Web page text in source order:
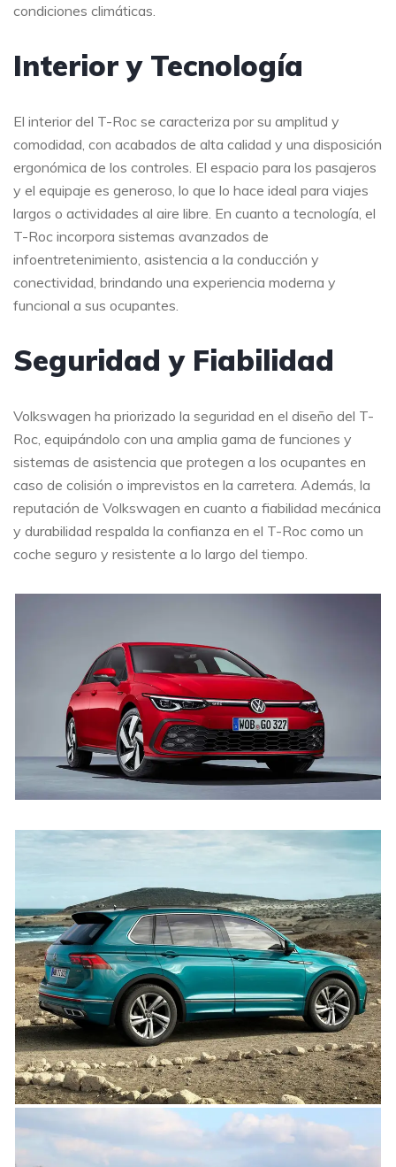
condiciones climáticas.
Interior y Tecnología
El interior del T-Roc se caracteriza por su amplitud y
comodidad, con acabados de alta calidad y una disposición
ergonómica de los controles. El espacio para los pasajeros
y el equipaje es generoso, lo que lo hace ideal para viajes
largos o actividades al aire libre. En cuanto a tecnología, el
T-Roc incorpora sistemas avanzados de
infoentretenimiento, asistencia a la conducción y
conectividad, brindando una experiencia moderna y
funcional a sus ocupantes.
Seguridad y Fiabilidad
Volkswagen ha priorizado la seguridad en el diseño del T-
Roc, equipándolo con una amplia gama de funciones y
sistemas de asistencia que protegen a los ocupantes en
caso de colisión o imprevistos en la carretera. Además, la
reputación de Volkswagen en cuanto a fiabilidad mecánica
y durabilidad respalda la confianza en el T-Roc como un
coche seguro y resistente a lo largo del tiempo.